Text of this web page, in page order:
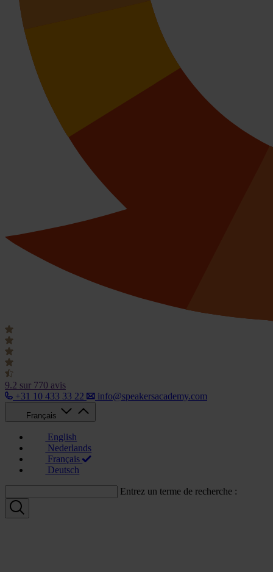
9.2 sur 770 avis
+31 10 433 33 22
info@speakersacademy.com
Français
English
Nederlands
Français
Deutsch
Entrez un terme de recherche :